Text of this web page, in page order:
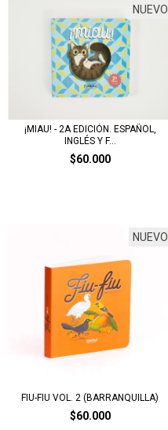
NUEVO
¡MIAU! - 2A EDICIÓN. ESPAÑOL,
INGLÉS Y F...
$60.000
NUEVO
FIU-FIU VOL. 2 (BARRANQUILLA)
$60.000